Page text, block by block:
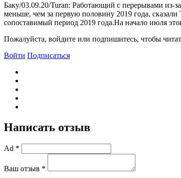
Баку/03.09.20/Turan: Работающий с перерывами из-
меньше, чем за первую половину 2019 года,
сопоставимый период 2019 года.На начало июля
Пожалуйста, войдите или подпишитесь, чтобы
Войти Подписаться
Написать отзыв
Ad *
Ваш отзыв *